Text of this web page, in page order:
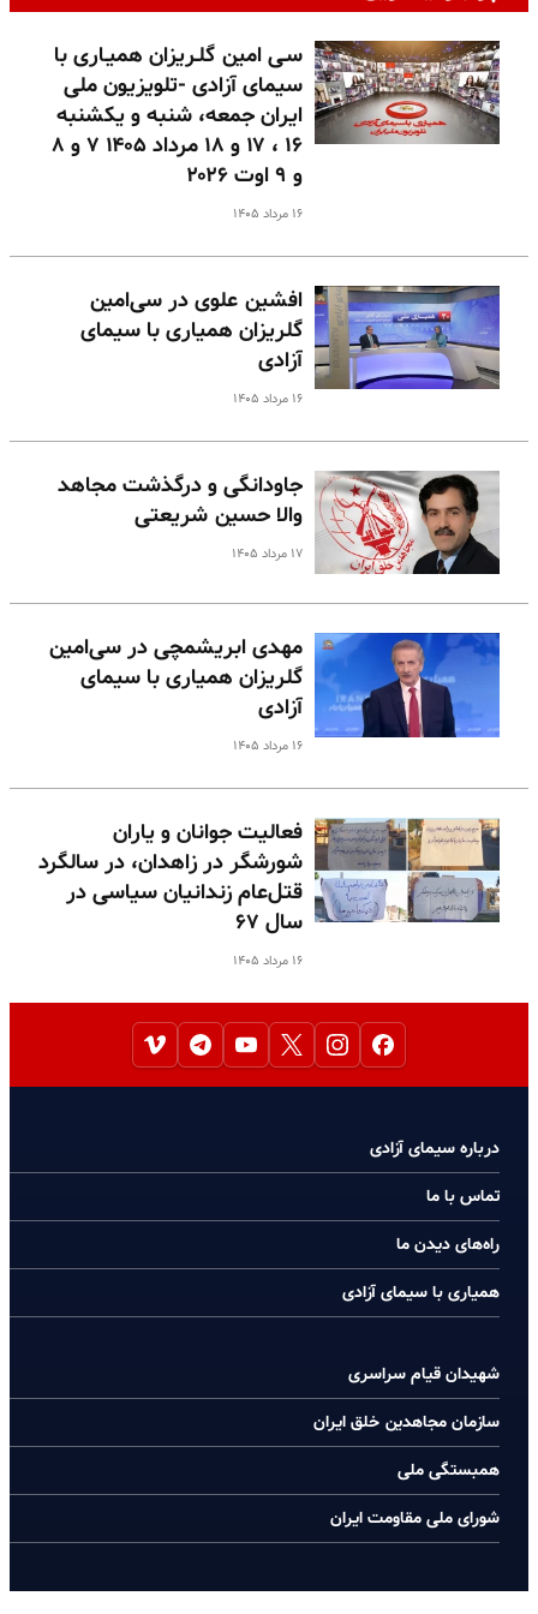
سـی امین گلـریزان همیـاری با
سیمای آزادی -تلویزیون ملی
ایران جمعه، شنبه و یکشنبه
۱۶ ، ۱۷ و ۱۸ مرداد ۱۴۰۵ ۷ و ۸
و ۹ اوت ۲۰۲۶
۱۶ مرداد ۱۴۰۵
افشین علوی در سی‌امین
گلریزان همیاری با سیمای
آزادی
۱۶ مرداد ۱۴۰۵
جاودانگی و درگذشت مجاهد
والا حسین شریعتی
۱۷ مرداد ۱۴۰۵
مهدی ابریشمچی در سی‌امین
گلریزان همیاری با سیمای
آزادی
۱۶ مرداد ۱۴۰۵
فعالیت جوانان و یاران
شورشگر در زاهدان، در سالگرد
قتل‌عام زندانیان سیاسی در
سال ۶۷
۱۶ مرداد ۱۴۰۵
درباره سیمای آزادی
تماس با ما
راه‌های دیدن ما
همیاری با سیمای آزادی
شهیدان قیام سراسری
سازمان مجاهدین خلق ایران
همبستگی ملی
شورای ملی مقاومت ایران